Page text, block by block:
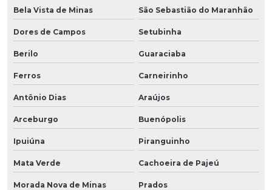
Bela Vista de Minas São Sebastião do Maranhão
Dores de Campos Setubinha
Berilo Guaraciaba
Ferros Carneirinho
Antônio Dias Araújos
Arceburgo Buenópolis
Ipuiúna Piranguinho
Mata Verde Cachoeira de Pajeú
Morada Nova de Minas Prados